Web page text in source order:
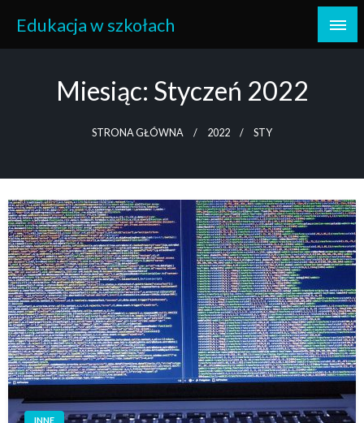
content
Edukacja w szkołach
Miesiąc: Styczeń 2022
STRONA GŁÓWNA 2022 STY
INNE